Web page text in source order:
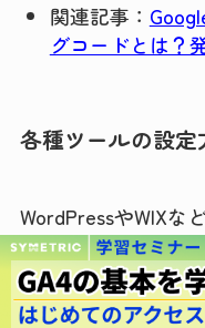
関連記事：
グコードとは？
各種ツールの設定
WordPressやWIXな
ルごとに、設定場
は、ご自身が使っ
設定場所を確認し